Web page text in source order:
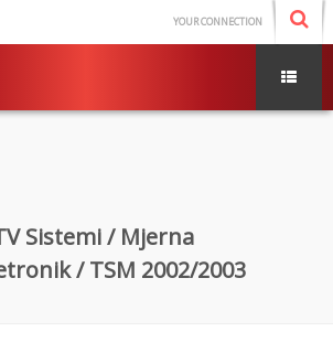
YOUR CONNECTION
Sistemi/ Mjerna
/ TSM 2002/2003